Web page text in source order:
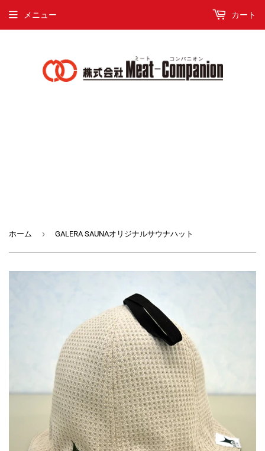
メニュー カート
ホーム › GALERA SAUNAオリジナルサウナハット